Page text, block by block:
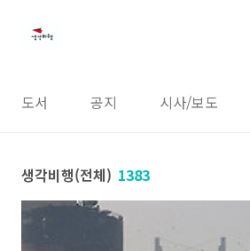
도서 공지 시사/보도
생각비행(전체) 1383